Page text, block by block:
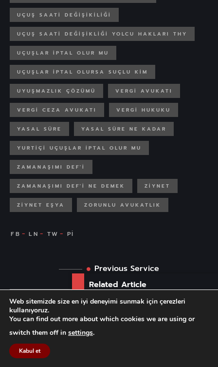
UÇUŞ SAATI DEĞIŞIKILIĞI
UÇUŞ SAATI DEĞIŞIKLIĞI YOLCU HAKLARI THY
UÇUŞLAR IPTAL OLUR MU
UÇUŞLAR IPTAL OLURSA SUÇLU KIM
UYUŞMAZLIK ÇÖZÜMÜ VERGI AVUKATI
VERGI CEZA AVUKATI VERGI HUKUKU
YASAL SÜRE YASAL SÜRE NE KADAR
YURTIÇI UÇUŞLAR IPTAL OLUR MU
ZAMANAŞIMI DEF'I
ZAMANAŞIMI DEF'I NE DEMEK ZIYNET
ZIYNET EŞYA ZORUNLU AVUKATLIK
Previous Service
İlgili Yazılar
Related Article
Tek Taraflı İzin Uygulaması
Web sitemizde size en iyi deneyimi sunmak için çerezleri
kullanıyoruz.
You can find out more about which cookies we are using or
switch them off in settings.
Kabul et